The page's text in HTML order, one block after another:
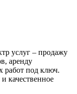
услуг – продажу
аренду
работ под ключ.
качественное